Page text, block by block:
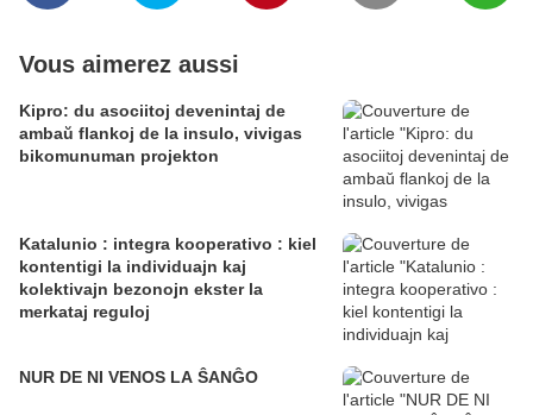
Vous aimerez aussi
Kipro: du asociitoj devenintaj de
ambaŭ flankoj de la insulo, vivigas
bikomunuman projekton
Katalunio : integra kooperativo : kiel
kontentigi la individuajn kaj
kolektivajn bezonojn ekster la
merkataj reguloj
NUR DE NI VENOS LA ŜANĜO